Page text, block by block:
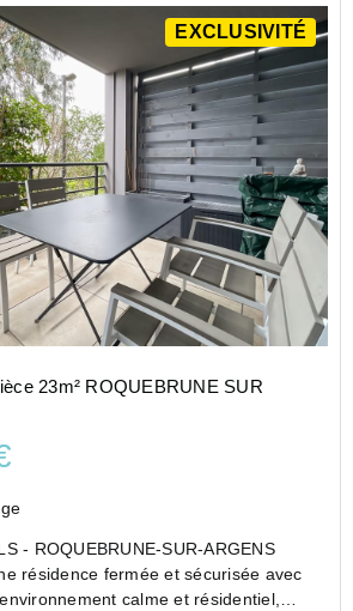
EXCLUSIVITÉ
23m² ROQUEBRUNE SUR
- ROQUEBRUNE-SUR-ARGENS
résidence fermée et sécurisée avec
calme et résidentiel,